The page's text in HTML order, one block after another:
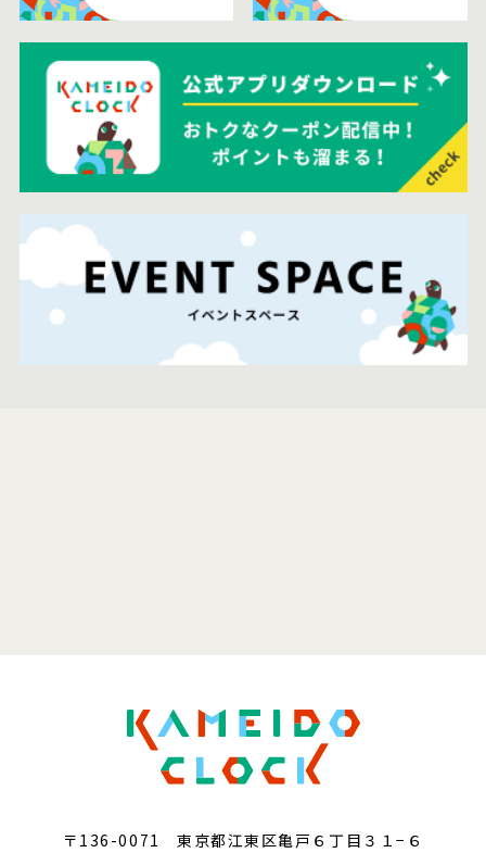
〒136-0071 東京都江東区亀戸６丁目３１−６